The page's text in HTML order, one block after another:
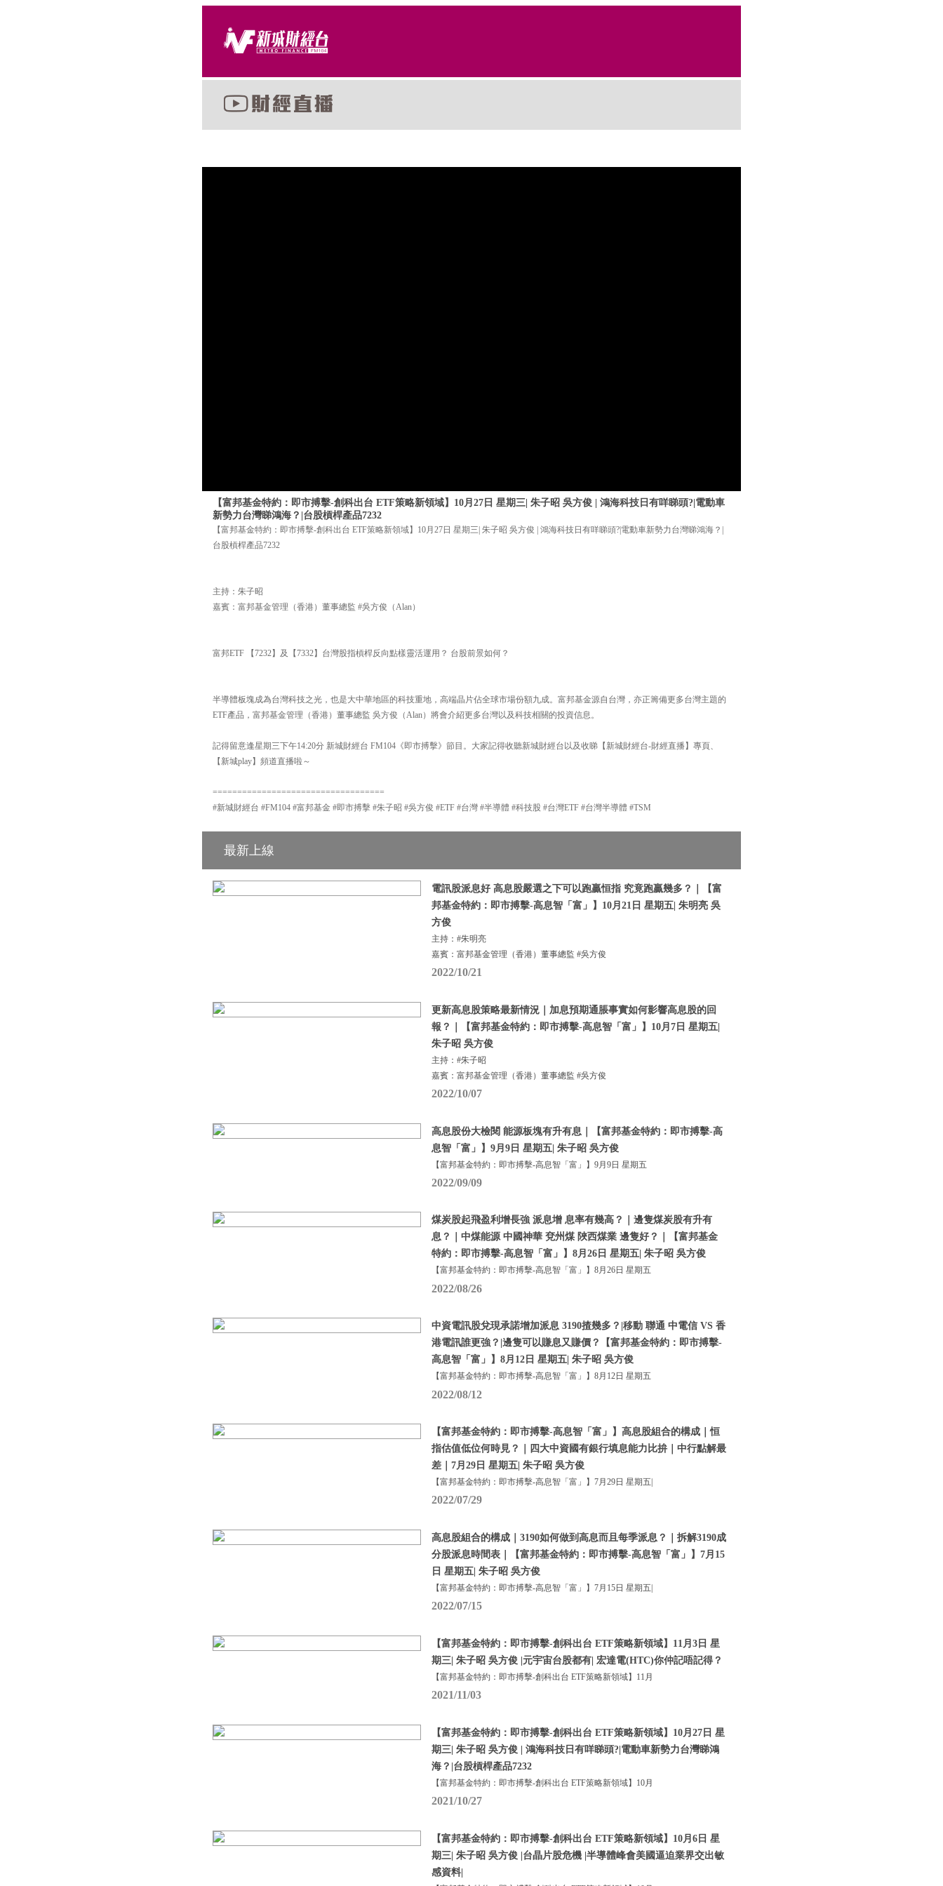
【富邦基金特約：即市搏擊-創科出台 ETF策略新領域】10月27日 星期三| 朱子昭 吳方俊 | 鴻海科技日有咩睇頭?|電動車
新勢力台灣睇鴻海？|台股槓桿產品7232
【富邦基金特約：即市搏擊-創科出台 ETF策略新領域】10月27日 星期三| 朱子昭 吳方俊 | 鴻海科技日有咩睇頭?|電動車新勢力台灣睇鴻海？|
台股槓桿產品7232
主持：朱子昭
嘉賓：富邦基金管理（香港）董事總監 #吳方俊（Alan）
富邦ETF 【7232】及【7332】台灣股指槓桿反向點樣靈活運用？ 台股前景如何？
半導體板塊成為台灣科技之光，也是大中華地區的科技重地，高端晶片佔全球市場份額九成。富邦基金源自台灣，亦正籌備更多台灣主題的
ETF產品，富邦基金管理（香港）董事總監 吳方俊（Alan）將會介紹更多台灣以及科技相關的投資信息。
記得留意逢星期三下午14:20分 新城財經台 FM104《即市搏擊》節目。大家記得收聽新城財經台以及收睇【新城財經台-財經直播】專頁、
【新城play】頻道直播啦～
===================================
#新城財經台 #FM104 #富邦基金 #即市搏擊 #朱子昭 #吳方俊 #ETF #台灣 #半導體 #科技股 #台灣ETF #台灣半導體 #TSM
最新上線
電訊股派息好 高息股嚴選之下可以跑贏恒指 究竟跑贏幾多？｜【富
邦基金特約：即市搏擊-高息智「富」】10月21日 星期五| 朱明亮 吳
方俊
主持：#朱明亮
嘉賓：富邦基金管理（香港）董事總監 #吳方俊
2022/10/21
更新高息股策略最新情況｜加息預期通脹事實如何影響高息股的回
報？｜【富邦基金特約：即市搏擊-高息智「富」】10月7日 星期五|
朱子昭 吳方俊
主持：#朱子昭
嘉賓：富邦基金管理（香港）董事總監 #吳方俊
2022/10/07
高息股份大檢閱 能源板塊有升有息｜【富邦基金特約：即市搏擊-高
息智「富」】9月9日 星期五| 朱子昭 吳方俊
【富邦基金特約：即市搏擊-高息智「富」】9月9日 星期五
2022/09/09
煤炭股起飛盈利增長強 派息增 息率有幾高？｜邊隻煤炭股有升有
息？｜中煤能源 中國神華 兗州煤 陜西煤業 邊隻好？｜【富邦基金
特約：即市搏擊-高息智「富」】8月26日 星期五| 朱子昭 吳方俊
【富邦基金特約：即市搏擊-高息智「富」】8月26日 星期五
2022/08/26
中資電訊股兌現承諾增加派息 3190揸幾多？|移動 聯通 中電信 VS 香
港電訊誰更強？|邊隻可以賺息又賺價？【富邦基金特約：即市搏擊-
高息智「富」】8月12日 星期五| 朱子昭 吳方俊
【富邦基金特約：即市搏擊-高息智「富」】8月12日 星期五
2022/08/12
【富邦基金特約：即市搏擊-高息智「富」】高息股組合的構成｜恒
指估值低位何時見？｜四大中資國有銀行填息能力比拚｜中行點解最
差｜7月29日 星期五| 朱子昭 吳方俊
【富邦基金特約：即市搏擊-高息智「富」】7月29日 星期五|
2022/07/29
高息股組合的構成｜3190如何做到高息而且每季派息？｜拆解3190成
分股派息時間表｜【富邦基金特約：即市搏擊-高息智「富」】7月15
日 星期五| 朱子昭 吳方俊
【富邦基金特約：即市搏擊-高息智「富」】7月15日 星期五|
2022/07/15
【富邦基金特約：即市搏擊-創科出台 ETF策略新領域】11月3日 星
期三| 朱子昭 吳方俊 |元宇宙台股都有| 宏達電(HTC)你仲記唔記得？
【富邦基金特約：即市搏擊-創科出台 ETF策略新領域】11月
2021/11/03
【富邦基金特約：即市搏擊-創科出台 ETF策略新領域】10月27日 星
期三| 朱子昭 吳方俊 | 鴻海科技日有咩睇頭?|電動車新勢力台灣睇鴻
海？|台股槓桿產品7232
【富邦基金特約：即市搏擊-創科出台 ETF策略新領域】10月
2021/10/27
【富邦基金特約：即市搏擊-創科出台 ETF策略新領域】10月6日 星
期三| 朱子昭 吳方俊 |台晶片股危機 |半導體峰會美國逼迫業界交出敏
感資料|